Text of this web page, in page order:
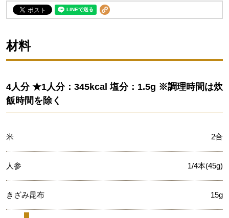
材料
4人分 ★1人分：345kcal 塩分：1.5g ※調理時間は炊
飯時間を除く
米 2合
人参 1/4本(45g)
きざみ昆布 15g